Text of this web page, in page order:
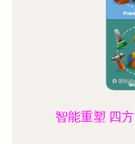
智能重塑 四